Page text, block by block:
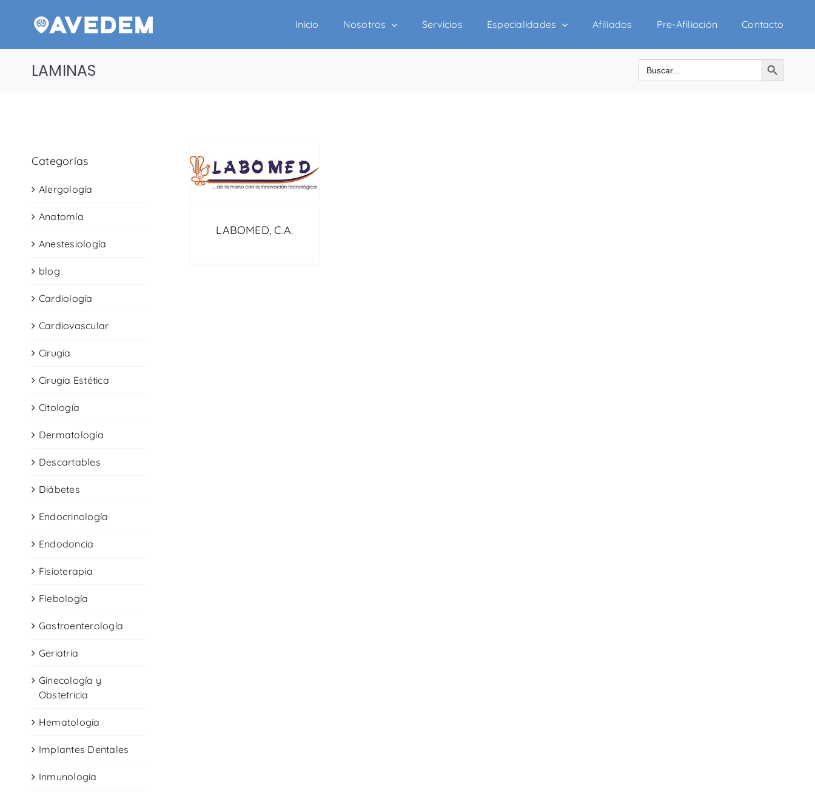
contenido
Inicio Nosotros Servicios Especialidades Afiliados Pre-Afiliación Contacto
LAMINAS Buscar: Botón de búsqueda
LABOMED, C.A.
Categorías
Alergología
Anatomía
Anestesiología
blog
Cardiología
Cardiovascular
Cirugía
Cirugía Estética
Citología
Dermatología
Descartables
Diábetes
Endocrinología
Endodoncia
Fisioterapia
Flebología
Gastroenterología
Geriatría
Ginecología y
Obstetricia
Hematología
Implantes Dentales
Inmunología